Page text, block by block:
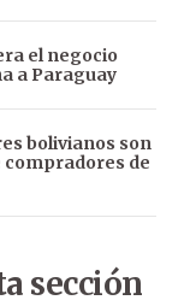
el negocio
a Paraguay
bolivianos son
de
sección